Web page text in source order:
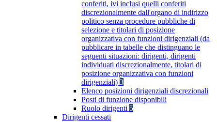
conferiti, ivi inclusi quelli conferiti
discrezionalmente dall'organo di indirizzo
politico senza procedure pubbliche di
selezione e titolari di posizione
organizzativa con funzioni dirigenziali (da
pubblicare in tabelle che distinguano le
seguenti situazioni: dirigenti, dirigenti
individuati discrezionalmente, titolari di
posizione organizzativa con funzioni
dirigenziali) 3
Elenco posizioni dirigenziali discrezionali
Posti di funzione disponibili
Ruolo dirigenti 5
Dirigenti cessati